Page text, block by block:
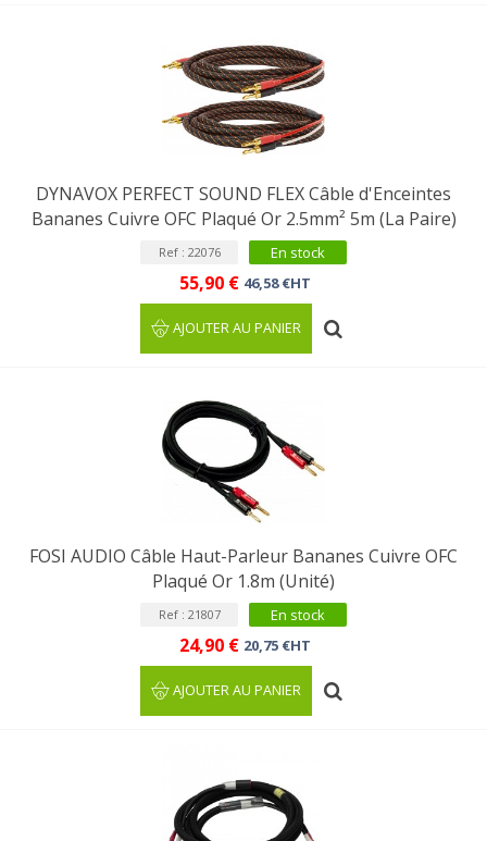
DYNAVOX PERFECT SOUND FLEX Câble d'Enceintes
Bananes Cuivre OFC Plaqué Or 2.5mm² 5m (La Paire)
Ref : 22076 En stock
55,90 € 46,58 €HT
AJOUTER AU PANIER
FOSI AUDIO Câble Haut-Parleur Bananes Cuivre OFC
Plaqué Or 1.8m (Unité)
Ref : 21807 En stock
24,90 € 20,75 €HT
AJOUTER AU PANIER